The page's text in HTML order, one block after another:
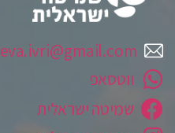
teva.ivri@gmail.com
ווטסאפ
שמיטה ישראלית